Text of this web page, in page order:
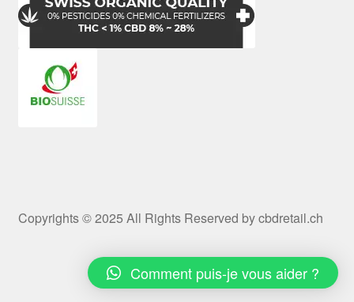
Copyrights © 2025 All Rights Reserved by cbdretail.ch
Comment puis-je vous aider ?